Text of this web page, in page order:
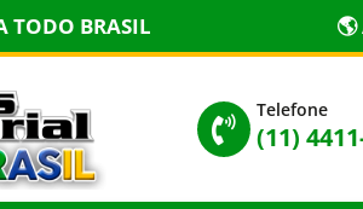
TODO BRASIL

Telefone
(11)